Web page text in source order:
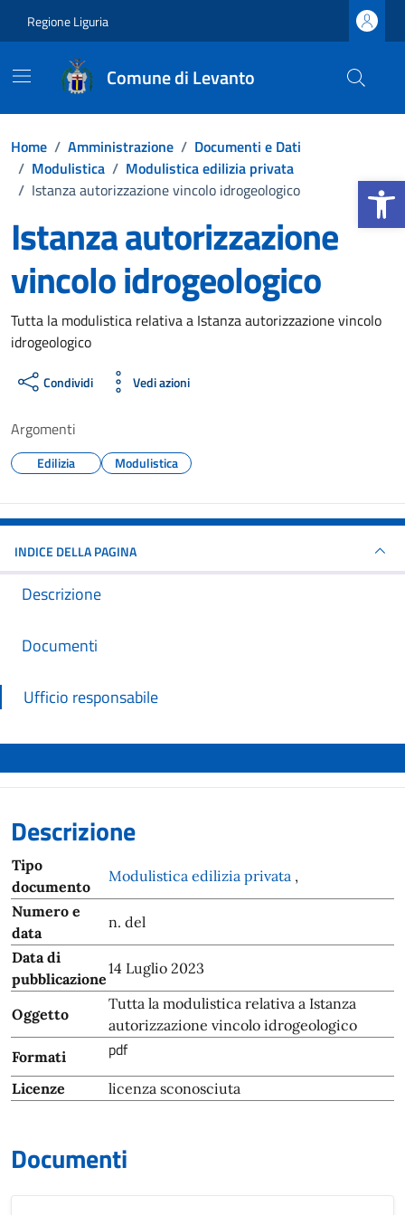
Apri la
Regione Liguria
Comune di Levanto
Home / Amministrazione / Documenti e Dati
/ Modulistica / Modulistica edilizia privata
/ Istanza autorizzazione vincolo idrogeologico
Istanza autorizzazione
vincolo idrogeologico
Dettagli del documento
Tutta la modulistica relativa a Istanza autorizzazione vincolo
idrogeologico
Condividi Vedi azioni
Argomenti
Edilizia Modulistica
INDICE DELLA PAGINA
Descrizione
Documenti
Ufficio responsabile
Descrizione
Tipo
documento
Modulistica edilizia privata ,
Numero e
data
n. del
Data di
pubblicazione
14 Luglio 2023
Oggetto
Tutta la modulistica relativa a Istanza
autorizzazione vincolo idrogeologico
Formati
pdf
Licenze licenza sconosciuta
Documenti